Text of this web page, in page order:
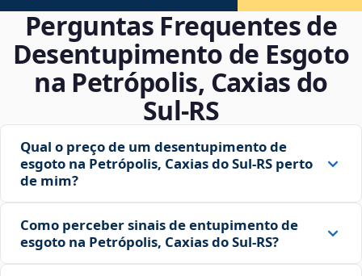
Perguntas Frequentes de
Desentupimento de Esgoto
na Petrópolis, Caxias do
Sul‑RS
Qual o preço de um desentupimento de
esgoto na Petrópolis, Caxias do Sul‑RS perto
de mim?
Como perceber sinais de entupimento de
esgoto na Petrópolis, Caxias do Sul‑RS?